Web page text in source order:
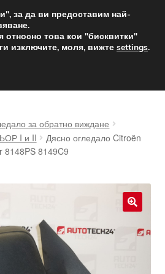
от 12 лв.
по целия свят
за обратно виждане
I и II
Дясно огледало Citroën
8148PS 8149C9
за да ви предоставим най-
това кои "бисквитки"
изключите, моля, вижте settings.